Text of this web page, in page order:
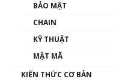
00:43:47
BẢO MẬT
CHAIN
KỸ THUẬT
MẬT MÃ
KIẾN THỨC CƠ BẢN